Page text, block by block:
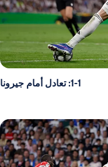
1-1: تعادل أمام جيرونا